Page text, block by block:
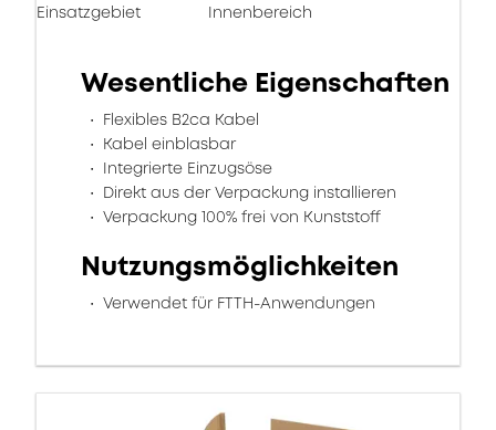
Einsatzgebiet Innenbereich
Wesentliche Eigenschaften
Flexibles B2ca Kabel
Kabel einblasbar
Integrierte Einzugsöse
Direkt aus der Verpackung installieren
Verpackung 100% frei von Kunststoff
Nutzungsmöglichkeiten
Verwendet für FTTH-Anwendungen